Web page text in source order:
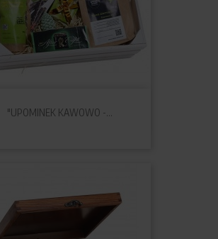
"UPOMINEK KAWOWO -...